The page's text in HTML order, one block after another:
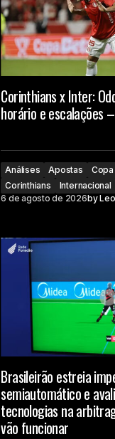
Corinthians x Inter:
horário e escalações
Análises Apostas
Corinthians
Internacional
6 de agosto de 2026by
Brasileirão estreia
semiautomático e
tecnologias na
vão funcionar